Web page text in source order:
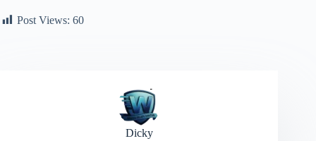
Post Views: 60
Dicky